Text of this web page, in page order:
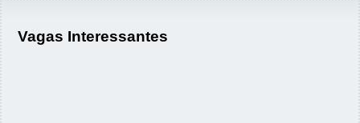
Vagas Interessantes